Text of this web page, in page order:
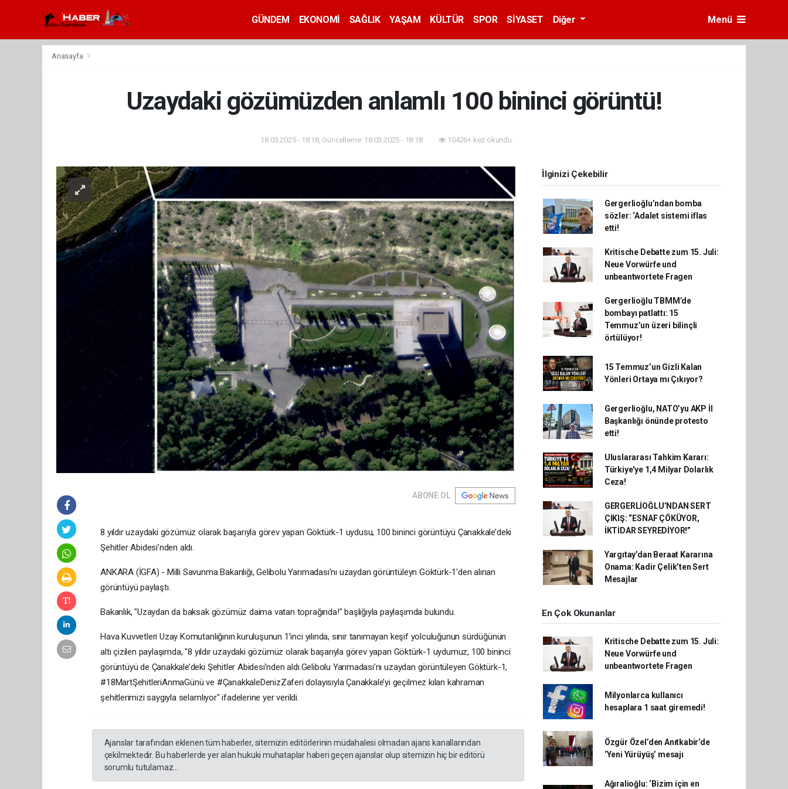
GÜNDEM EKONOMİ SAĞLIK YAŞAM KÜLTÜR SPOR SİYASET Diğer Menü
Anasayfa
Uzaydaki gözümüzden anlamlı 100 bininci görüntü!
18.03.2025 - 18:18, Güncelleme: 18.03.2025 - 18:18 10426+ kez okundu.
ABONE OL
8 yıldır uzaydaki gözümüz olarak başarıyla görev yapan Göktürk-1 uydusu, 100 bininci görüntüyü Çanakkale’deki
Şehitler Abidesi’nden aldı.
ANKARA (İGFA) - Milli Savunma Bakanlığı, Gelibolu Yarımadası'nı uzaydan görüntüleyn Göktürk-1'den alınan
görüntüyü paylaştı.
Bakanlık, "Uzaydan da baksak gözümüz daima vatan toprağında!" başlığıyla paylaşımda bulundu.
Hava Kuvvetleri Uzay Komutanlığının kuruluşunun 1’inci yılında, sınır tanımayan keşif yolculuğunun sürdüğünün
altı çizilen paylaşımda, "8 yıldır uzaydaki gözümüz olarak başarıyla görev yapan Göktürk-1 uydumuz, 100 bininci
görüntüyü de Çanakkale’deki Şehitler Abidesi’nden aldı.Gelibolu Yarımadası’nı uzaydan görüntüleyen Göktürk-1,
#18MartŞehitleriAnmaGünü ve #ÇanakkaleDenizZaferi dolayısıyla Çanakkale’yi geçilmez kılan kahraman
şehitlerimizi saygıyla selamlıyor" ifadelerine yer verildi.
Ajanslar tarafından eklenen tüm haberler, sitemizin editörlerinin müdahalesi olmadan ajans kanallarından
çekilmektedir. Bu haberlerde yer alan hukuki muhataplar haberi geçen ajanslar olup sitemizin hiç bir editörü
sorumlu tutulamaz...
İlginizi Çekebilir
Gergerlioğlu’ndan bomba
sözler: ‘Adalet sistemi iflas
etti!
Kritische Debatte zum 15. Juli:
Neue Vorwürfe und
unbeantwortete Fragen
Gergerlioğlu TBMM’de
bombayı patlattı: 15
Temmuz’un üzeri bilinçli
örtülüyor!
15 Temmuz’un Gizli Kalan
Yönleri Ortaya mı Çıkıyor?
Gergerlioğlu, NATO’yu AKP İl
Başkanlığı önünde protesto
etti!
Uluslararası Tahkim Kararı:
Türkiye'ye 1,4 Milyar Dolarlık
Ceza!
GERGERLİOĞLU’NDAN SERT
ÇIKIŞ: “ESNAF ÇÖKÜYOR,
İKTİDAR SEYREDİYOR!”
Yargıtay’dan Beraat Kararına
Onama: Kadir Çelik’ten Sert
Mesajlar
En Çok Okunanlar
Kritische Debatte zum 15. Juli:
Neue Vorwürfe und
unbeantwortete Fragen
Milyonlarca kullanıcı
hesaplara 1 saat giremedi!
Özgür Özel’den Anıtkabir’de
‘Yeni Yürüyüş’ mesajı
Ağıralioğlu: ‘Bizim için en